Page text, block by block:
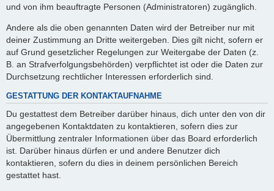
und von ihm beauftragte Personen (Administratoren) zugänglich.
Andere als die oben genannten Daten wird der Betreiber nur mit
deiner Zustimmung an Dritte weitergeben. Dies gilt nicht, sofern er
auf Grund gesetzlicher Regelungen zur Weitergabe der Daten (z.
B. an Strafverfolgungsbehörden) verpflichtet ist oder die Daten zur
Durchsetzung rechtlicher Interessen erforderlich sind.
GESTATTUNG DER KONTAKTAUFNAHME
Du gestattest dem Betreiber darüber hinaus, dich unter den von dir
angegebenen Kontaktdaten zu kontaktieren, sofern dies zur
Übermittlung zentraler Informationen über das Board erforderlich
ist. Darüber hinaus dürfen er und andere Benutzer dich
kontaktieren, sofern du dies in deinem persönlichen Bereich
gestattet hast.